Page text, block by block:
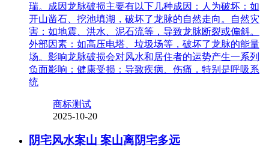
瑞。成因龙脉破损主要有以下几种成因：人为破坏：如
开山凿石、挖池填湖，破坏了龙脉的自然走向。自然灾
害：如地震、洪水、泥石流等，导致龙脉断裂或偏斜。
外部因素：如高压电塔、垃圾场等，破坏了龙脉的能量
场。影响龙脉破损会对风水和居住者的运势产生一系列
负面影响：健康受损：导致疾病、伤痛，特别是呼吸系
统
商标测试
2025-10-20
阴宅风水案山 案山离阴宅多远